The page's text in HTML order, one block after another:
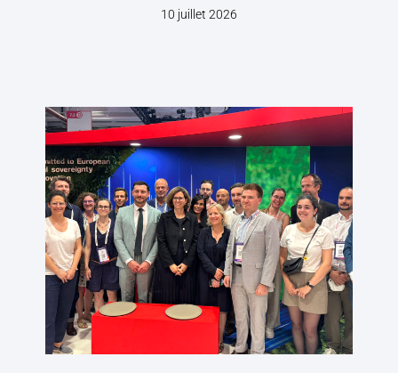
10 juillet 2026